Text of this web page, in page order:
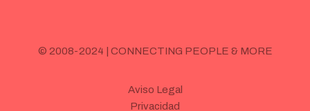
© 2008-2024 | CONNECTING PEOPLE & MORE
Aviso Legal
Privacidad